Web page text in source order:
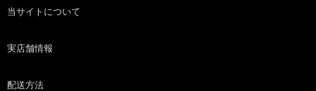
当サイトについて
実店舗情報
配送方法